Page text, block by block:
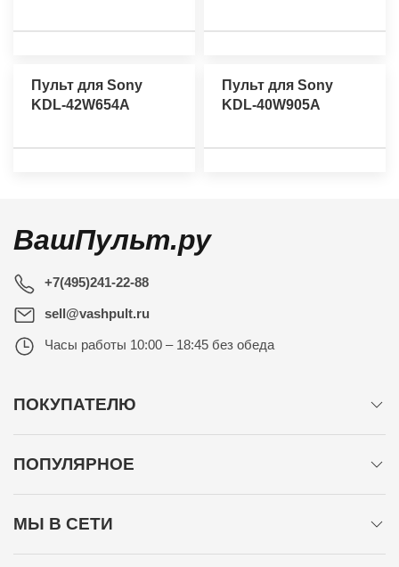
Пульт для Sony
KDL-42W654A
Пульт для Sony
KDL-40W905A
ВашПульт.ру
+7(495)241-22-88
sell@vashpult.ru
Часы работы 10:00 – 18:45 без обеда
ПОКУПАТЕЛЮ
ПОПУЛЯРНОЕ
МЫ В СЕТИ